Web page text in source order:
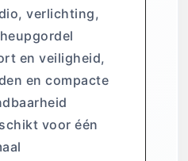
verlichting,
en veiligheid,
en compacte
voor één